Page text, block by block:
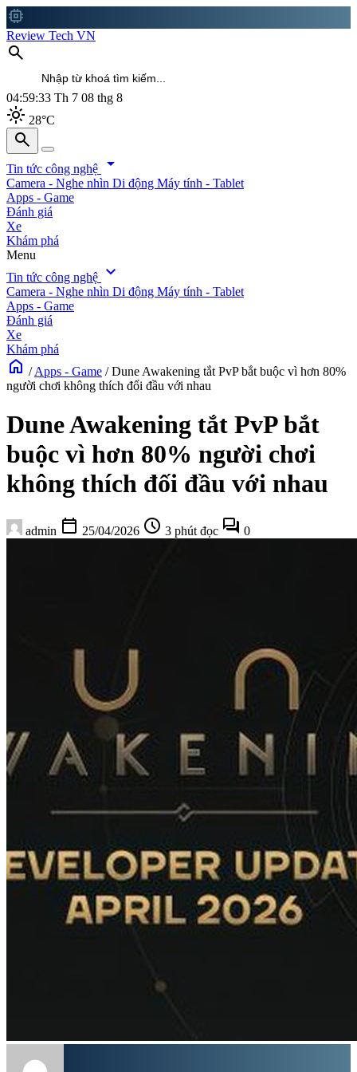
memory
Review Tech VN
search
04:59:35 Th 7 08 thg 8
light_mode 28°C
search
search
Tin tức công nghệ arrow_drop_down
Camera - Nghe nhìn Di động Máy tính - Tablet
Apps - Game
Đánh giá
Xe
Khám phá
Menu
Tin tức công nghệ expand_more
Camera - Nghe nhìn Di động Máy tính - Tablet
Apps - Game
Đánh giá
Xe
Khám phá
home / Apps - Game / Dune Awakening tắt PvP bắt buộc vì hơn 80%
người chơi không thích đối đầu với nhau
Dune Awakening tắt PvP bắt
buộc vì hơn 80% người chơi
không thích đối đầu với nhau
admin calendar_today 25/04/2026 schedule 3 phút đọc forum 0